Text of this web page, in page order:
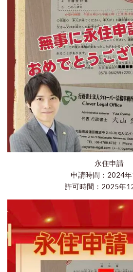
永住申請
申請時間：2024年
許可時間：2025年